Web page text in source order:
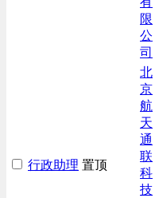
限
公
司
行政助理 置顶
北
京
航
天
通
联
科
技